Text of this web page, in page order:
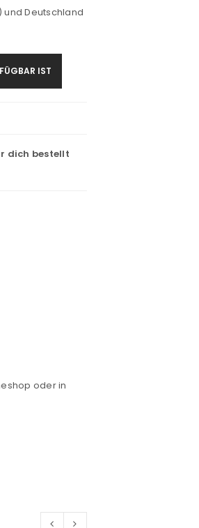
Deutschland
IST
dich bestellt
oder in